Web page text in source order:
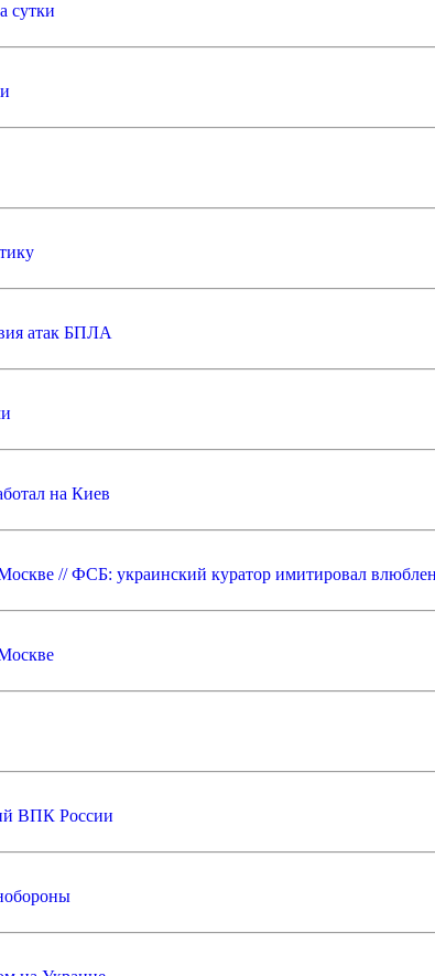
сутки
атак БПЛА
на Киев
// ФСБ: украинский куратор имитировал
ВПК России